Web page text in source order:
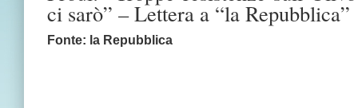
ci sarò” – Lettera a “la Repubblica”
Fonte: la Repubblica